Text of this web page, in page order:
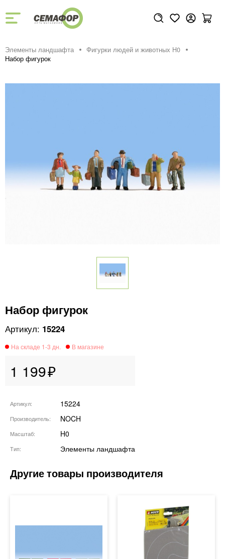
Элементы ландшафта
Фигурки людей и животных H0
Набор фигурок
Набор фигурок
15224
1 199
Артикул 15224
Производитель NOCH
Масштаб H0
Тип Элементы ландшафта